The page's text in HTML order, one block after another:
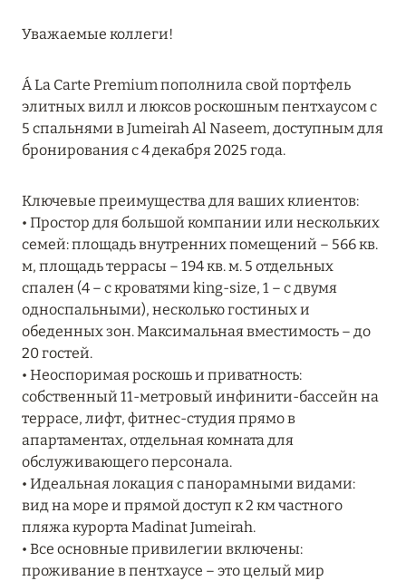
ПРЯМОЙ ПЕРЕЛЁТ
20 марта 2026
ASTORIA MALDIVES ITHAAFUSHI, МАЛЬДИВЫ
Подробнее
12 ноября 2025
MANDARIN ORIENTAL JUMEIRA — SUITE
NOVEMBER
Подробнее
13 мая 2025
ЗАБРОНИРУЙТЕ FOUR SEASONS RESORT
DUBAI AT JUMEIRAH BEACH ПО ЛУЧШИМ
ЦЕНАМ
Подробнее
Уважаемые коллеги!
Á La Carte Premium пополнила свой портфель
элитных вилл и люксов роскошным пентхаусом с
5 спальнями в Jumeirah Al Naseem, доступным для
бронирования с 4 декабря 2025 года.
Ключевые преимущества для ваших клиентов:
• Простор для большой компании или нескольких
семей: площадь внутренних помещений – 566 кв.
м, площадь террасы – 194 кв. м. 5 отдельных
спален (4 – с кроватями king-size, 1 – с двумя
односпальными), несколько гостиных и
обеденных зон. Максимальная вместимость – до
20 гостей.
• Неоспоримая роскошь и приватность:
собственный 11-метровый инфинити-бассейн на
террасе, лифт, фитнес-студия прямо в
апартаментах, отдельная комната для
обслуживающего персонала.
• Идеальная локация с панорамными видами:
вид на море и прямой доступ к 2 км частного
пляжа курорта Madinat Jumeirah.
• Все основные привилегии включены:
проживание в пентхаусе – это целый мир